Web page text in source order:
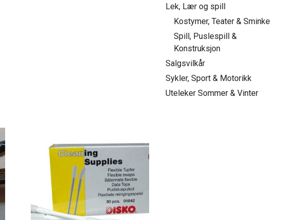
Lek, Lær og spill
Kostymer, Teater & Sminke
Spill, Puslespill &
Konstruksjon
Salgsvilkår
Sykler, Sport & Motorikk
Uteleker Sommer & Vinter